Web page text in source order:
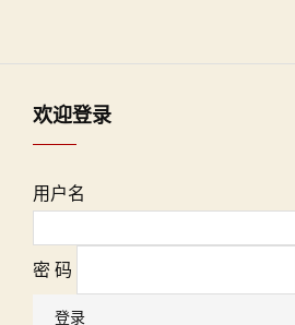
欢迎登录
用户名
密 码